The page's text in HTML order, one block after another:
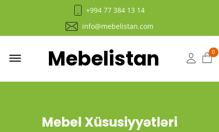
+994 77 384 13 14
info@mebelistan.com
Mebelistan 0
Mebel Xüsusiyyətləri